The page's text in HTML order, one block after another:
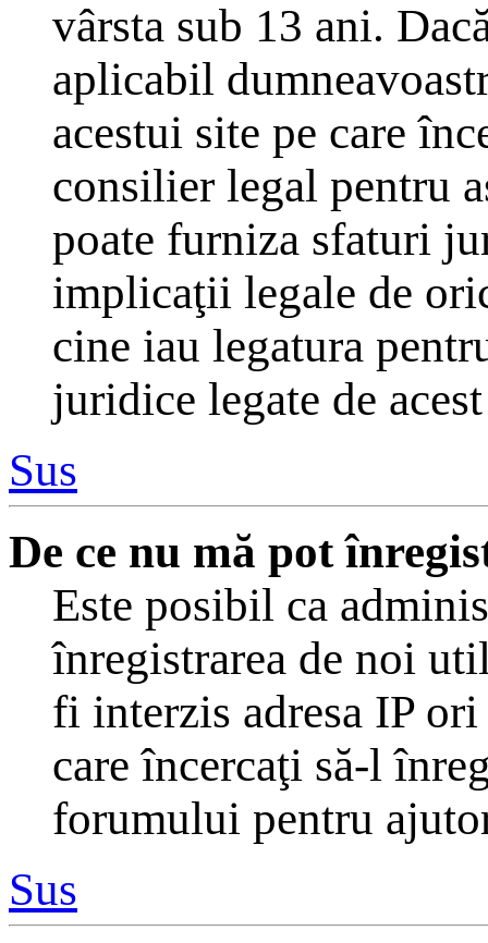
vârsta sub 13 ani.
aplicabil
acestui site pe care
consilier legal pentru
poate furniza sfaturi
implicaţii legale de
cine iau legatura
juridice legate de
Sus
De ce nu mă pot
Este posibil ca
înregistrarea de noi
fi interzis adresa IP
care încercaţi să-l
forumului pentru
Sus